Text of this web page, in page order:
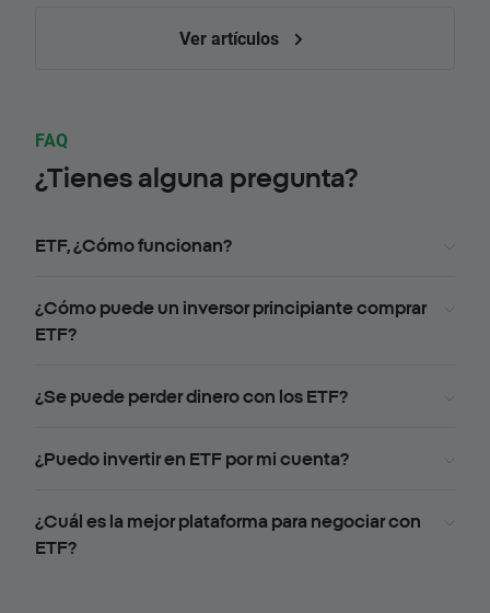
Ver artículos
FAQ
¿Tienes alguna pregunta?
ETF, ¿Cómo funcionan?
¿Cómo puede un inversor principiante comprar
ETF?
¿Se puede perder dinero con los ETF?
¿Puedo invertir en ETF por mi cuenta?
¿Cuál es la mejor plataforma para negociar con
ETF?